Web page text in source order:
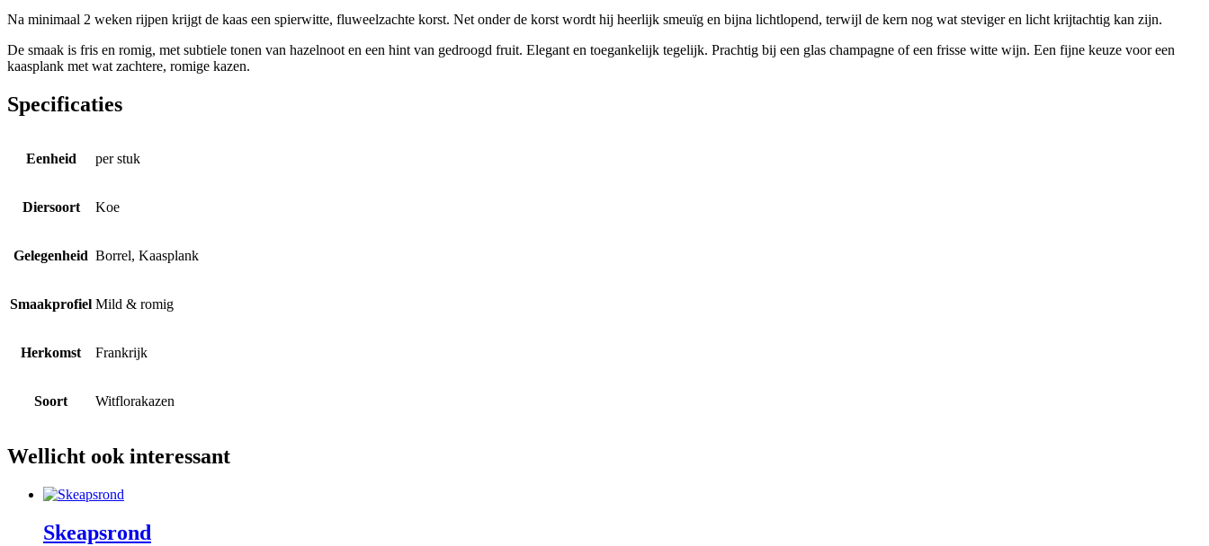
Na minimaal 2 weken rijpen krijgt de kaas een spierwitte, fluweelzachte korst. Net onder de korst wordt hij heerlijk smeuïg en bijna lichtlopend, terwijl de kern nog wat steviger en licht krijtachtig kan zijn.
De smaak is fris en romig, met subtiele tonen van hazelnoot en een hint van gedroogd fruit. Elegant en toegankelijk tegelijk. Prachtig bij een glas champagne of een frisse witte wijn. Een fijne keuze voor een
kaasplank met wat zachtere, romige kazen.
Specificaties
Eenheid per stuk
Diersoort Koe
Gelegenheid Borrel, Kaasplank
Smaakprofiel Mild & romig
Herkomst Frankrijk
Soort Witflorakazen
Wellicht ook interessant
Skeapsrond